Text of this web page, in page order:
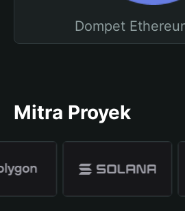
Dompet
Mitra Proyek